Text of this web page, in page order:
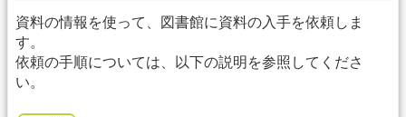
資料の情報を使って、図書館に資料の入手を依頼しま
す。
依頼の手順については、以下の説明を参照してくださ
い。